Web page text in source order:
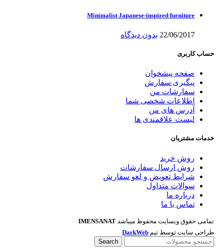
Minimalist Japanese-inspired furniture
22/06/2017 بدون دیدگاه
حساب کاربری
صفحه پیشخوان
پیگیری سفارش
سفارشات من
اطلاعات شخصی شما
آدرس های من
لیست علاقمندی ها
خدمات مشتریان
روش خرید
روش ارسال سفارشات
شرایط تعویض و لغو سفارش
سوالات متداول
درباره ما
تماس با ما
تمامی حقوق وبسایت محفوظ میباشد IMENSANAT
طراحی سایت توسط تیم DarkWeb
Search